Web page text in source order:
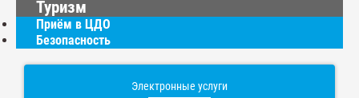
Туризм
Приём в ЦДО
Безопасность
Электронные услуги